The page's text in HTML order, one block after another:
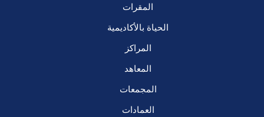
المقرات
الحياة بالأكاديمية
المراكز
المعاهد
المجمعات
العمادات